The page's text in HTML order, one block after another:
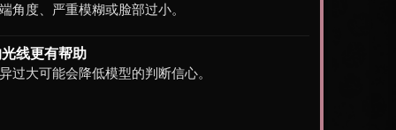
角度、严重模糊或脸部过小。
线更有帮助
过大可能会降低模型的判断信心。